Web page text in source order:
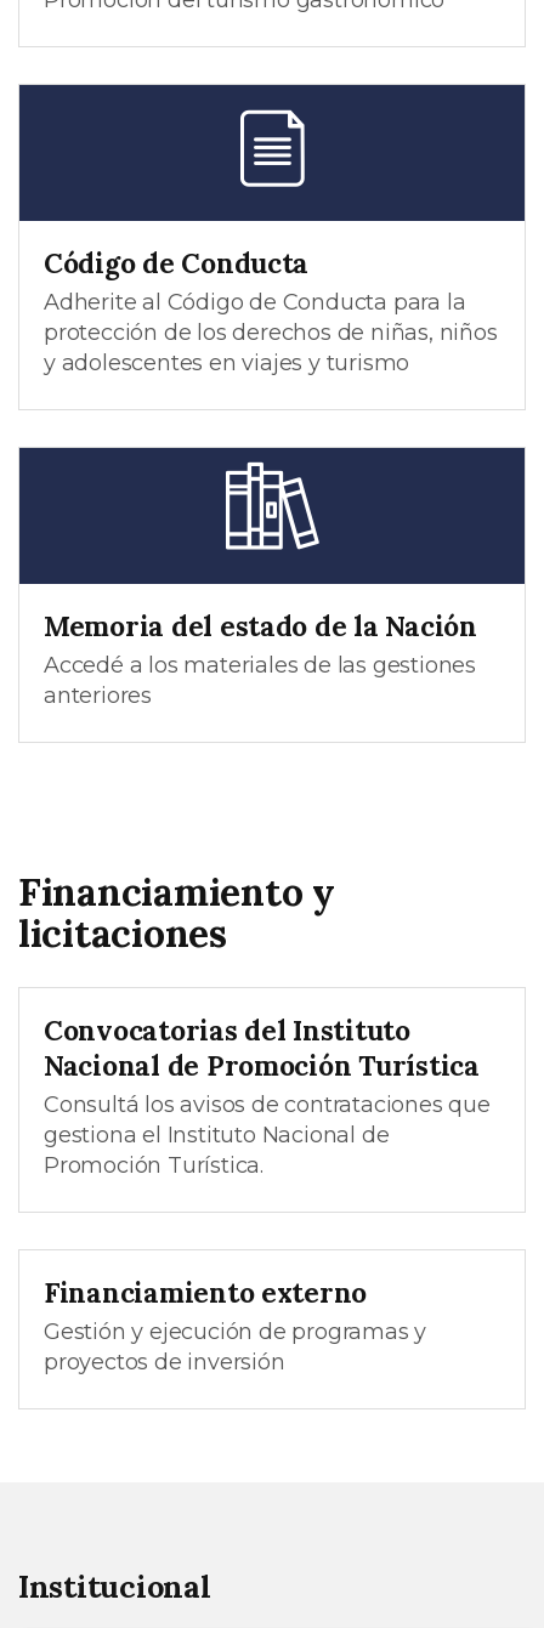
Código de Conducta
Adherite al Código de Conducta para la
protección de los derechos de niñas, niños
y adolescentes en viajes y turismo
Memoria del estado de la Nación
Accedé a los materiales de las gestiones
anteriores
Financiamiento y
licitaciones
Convocatorias del Instituto
Nacional de Promoción Turística
Consultá los avisos de contrataciones que
gestiona el Instituto Nacional de
Promoción Turística.
Financiamiento externo
Gestión y ejecución de programas y
proyectos de inversión
Institucional